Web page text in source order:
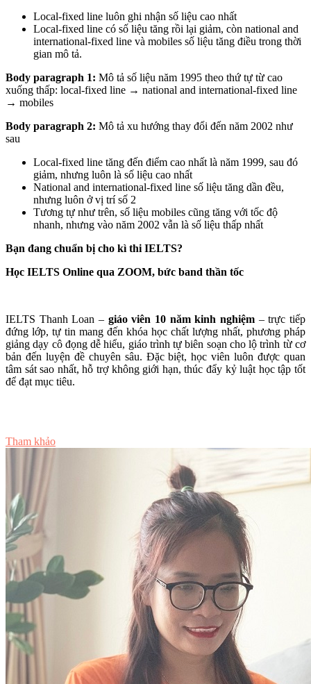
Local-fixed line luôn ghi nhận số liệu cao nhất
Local-fixed line có số liệu tăng rồi lại giảm, còn national and
international-fixed line và mobiles số liệu tăng điều trong thời
gian mô tả.
Body paragraph 1: Mô tả số liệu năm 1995 theo thứ tự từ cao
xuống thấp: local-fixed line → national and international-fixed line
→ mobiles
Body paragraph 2: Mô tả xu hướng thay đổi đến năm 2002 như
sau
Local-fixed line tăng đến điểm cao nhất là năm 1999, sau đó
giảm, nhưng luôn là số liệu cao nhất
National and international-fixed line số liệu tăng dần đều,
nhưng luôn ở vị trí số 2
Tương tự như trên, số liệu mobiles cũng tăng với tốc độ
nhanh, nhưng vào năm 2002 vẫn là số liệu thấp nhất
Bạn đang chuẩn bị cho kì thi IELTS?
Học IELTS Online qua ZOOM, bức band thần tốc
IELTS Thanh Loan – giáo viên 10 năm kinh nghiệm – trực tiếp
đứng lớp, tự tin mang đến khóa học chất lượng nhất, phương pháp
giảng dạy cô đọng dễ hiểu, giáo trình tự biên soạn cho lộ trình từ cơ
bản đến luyện đề chuyên sâu. Đặc biệt, học viên luôn được quan
tâm sát sao nhất, hỗ trợ không giới hạn, thúc đẩy kỷ luật học tập tốt
để đạt mục tiêu.
Tham khảo